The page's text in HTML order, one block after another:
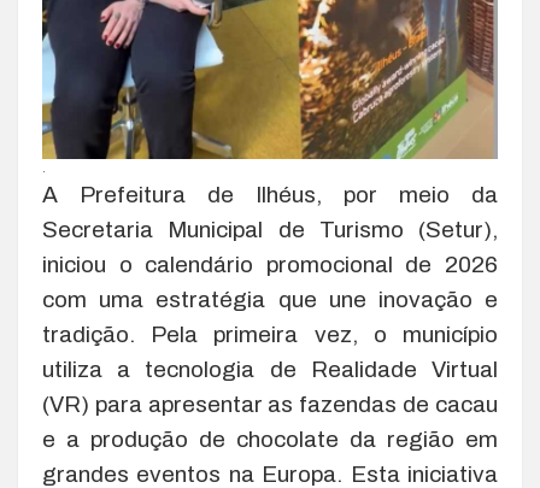
A Prefeitura de Ilhéus, por meio da
Secretaria Municipal de Turismo (Setur),
iniciou o calendário promocional de 2026
com uma estratégia que une inovação e
tradição. Pela primeira vez, o município
utiliza a tecnologia de Realidade Virtual
(VR) para apresentar as fazendas de cacau
e a produção de chocolate da região em
grandes eventos na Europa. Esta iniciativa